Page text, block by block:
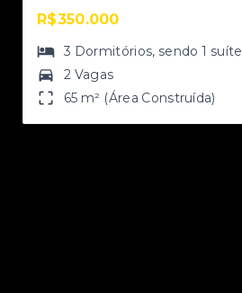
R$350.000
3 Dormitórios, sendo1 suíte
2 Vagas
65 m² (Área Construída)